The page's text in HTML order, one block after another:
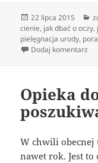
Data
publikacji
22 lipca 2015
cienie, jak dbać o oczy,
pielęgnacja urody,
Dodaj komentarz
Opieka
W chwili obecnej
nawet rok. Jest